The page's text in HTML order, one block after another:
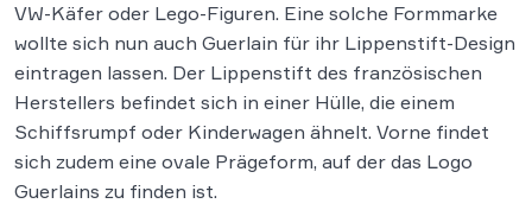
VW-Käfer oder Lego-Figuren. Eine solche Formmarke
wollte sich nun auch Guerlain für ihr Lippenstift-Design
eintragen lassen. Der Lippenstift des französischen
Herstellers befindet sich in einer Hülle, die einem
Schiffsrumpf oder Kinderwagen ähnelt. Vorne findet
sich zudem eine ovale Prägeform, auf der das Logo
Guerlains zu finden ist.